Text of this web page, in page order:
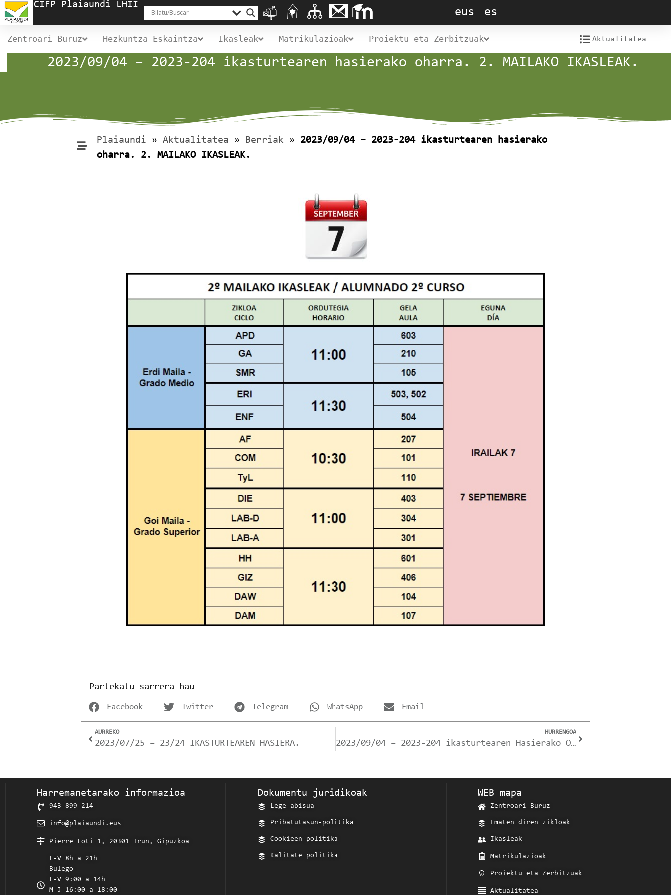
CIFP Plaiaundi LHII
eus es
Zentroari Buruz Hezkuntza Eskaintza Ikasleak Matrikulazioak Proiektu eta Zerbitzuak Aktualitatea
2023/09/04 – 2023-204 ikasturtearen hasierako oharra. 2. MAILAKO IKASLEAK.
Plaiaundi »Aktualitatea » Berriak » 2023/09/04 – 2023-204 ikasturtearen hasierako
oharra. 2. MAILAKO IKASLEAK.
Partekatu sarrera hau
Facebook Twitter Telegram WhatsApp Email
AURREKO
2023/07/25 – 23/24 IKASTURTEAREN HASIERA.
HURRENGOA
2023/09/04 – 2023-204 ikasturtearen Hasierako Oharra -IKASLE BERRIAK-. 1. MAILAKO IKASLEAK.
Harremanetarako informazioa
943 899 214
info@plaiaundi.eus
Pierre Loti 1, 20301 Irun, Gipuzkoa
L-V 8h a 21h
Bulego
L-V 9:00 a 14h
M-J 16:00 a 18:00
Dokumentu juridikoak
Lege abisua
Pribatutasun-politika
Cookieen politika
Kalitate politika
WEB mapa
Zentroari Buruz
Ematen diren zikloak
Ikasleak
Matrikulazioak
Proiektu eta Zerbitzuak
Aktualitatea